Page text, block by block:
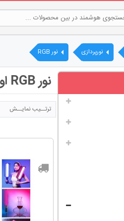
نورپردازی نور RGB
نور RGB اولانزی | برای تولید محتوا
ترتــیب نمایــش